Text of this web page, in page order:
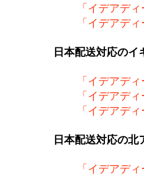
「イデアデ
「イデアデ
日本配送対応のイ
「イデアデ
「イデアデ
「イデアデ
日本配送対応の北
「イデアデ